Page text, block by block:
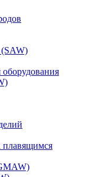
(SAW)
плавящимся